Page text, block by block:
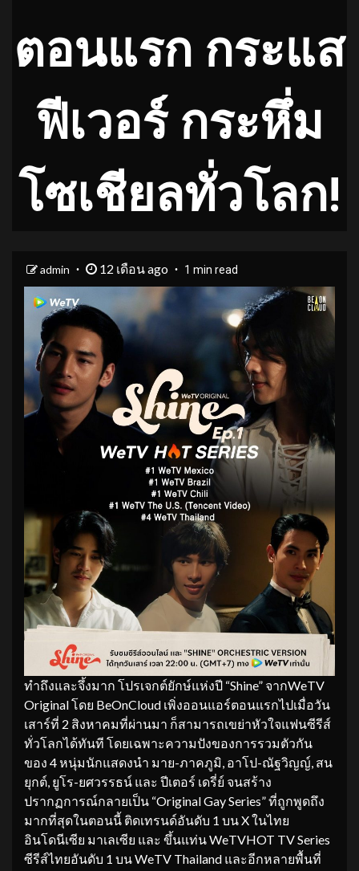
ตอนแรก กระแส
ฟีเวอร์ กระหึ่ม
โซเชียลทั่วโลก!
admin 12 เดือน ago 1 min read
ทำถึงและจึ้งมาก โปรเจกต์ยักษ์แห่งปี “Shine” จากWeTV
Original โดย BeOnCloud เพิ่งออนแอร์ตอนแรกไปเมื่อวัน
เสาร์ที่ 2 สิงหาคมที่ผ่านมา ก็สามารถเขย่าหัวใจแฟนซีรีส์
ทั่วโลกได้ทันที โดยเฉพาะความปังของการรวมตัวกัน
ของ 4 หนุ่มนักแสดงนำ มาย-ภาคภูมิ, อาโป-ณัฐวิญญ์, สน
ยุกต์, ยูโร-ยศวรรธน์ และ ปีเตอร์ เดรี่ย์ จนสร้าง
ปรากฏการณ์กลายเป็น “Original Gay Series” ที่ถูกพูดถึง
มากที่สุดในตอนนี้ ติดเทรนด์อันดับ 1 บน X ในไทย
อินโดนีเซีย มาเลเซีย และ ขึ้นแท่น WeTVHOT TV Series
ซีรีส์ไทยอันดับ 1 บน WeTV Thailand และอีกหลายพื้นที่